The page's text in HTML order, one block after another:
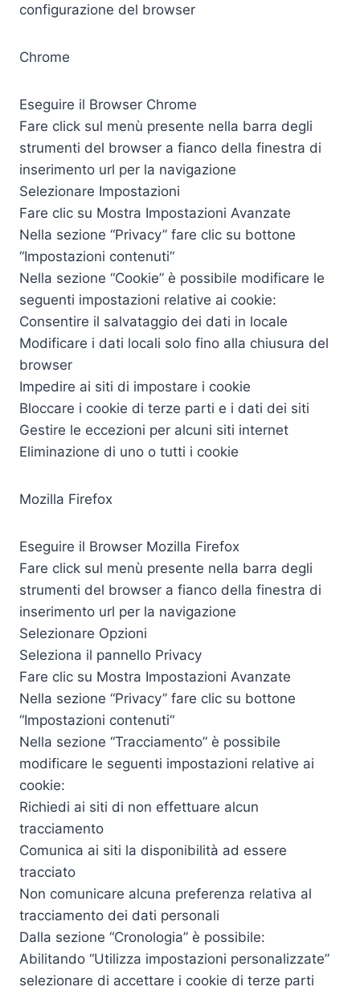
configurazione del browser
Chrome
Eseguire il Browser Chrome
Fare click sul menù presente nella barra degli
strumenti del browser a fianco della finestra di
inserimento url per la navigazione
Selezionare Impostazioni
Fare clic su Mostra Impostazioni Avanzate
Nella sezione “Privacy” fare clic su bottone
“Impostazioni contenuti“
Nella sezione “Cookie” è possibile modificare le
seguenti impostazioni relative ai cookie:
Consentire il salvataggio dei dati in locale
Modificare i dati locali solo fino alla chiusura del
browser
Impedire ai siti di impostare i cookie
Bloccare i cookie di terze parti e i dati dei siti
Gestire le eccezioni per alcuni siti internet
Eliminazione di uno o tutti i cookie
Mozilla Firefox
Eseguire il Browser Mozilla Firefox
Fare click sul menù presente nella barra degli
strumenti del browser a fianco della finestra di
inserimento url per la navigazione
Selezionare Opzioni
Seleziona il pannello Privacy
Fare clic su Mostra Impostazioni Avanzate
Nella sezione “Privacy” fare clic su bottone
“Impostazioni contenuti“
Nella sezione “Tracciamento” è possibile
modificare le seguenti impostazioni relative ai
cookie:
Richiedi ai siti di non effettuare alcun
tracciamento
Comunica ai siti la disponibilità ad essere
tracciato
Non comunicare alcuna preferenza relativa al
tracciamento dei dati personali
Dalla sezione “Cronologia” è possibile:
Abilitando “Utilizza impostazioni personalizzate”
selezionare di accettare i cookie di terze parti